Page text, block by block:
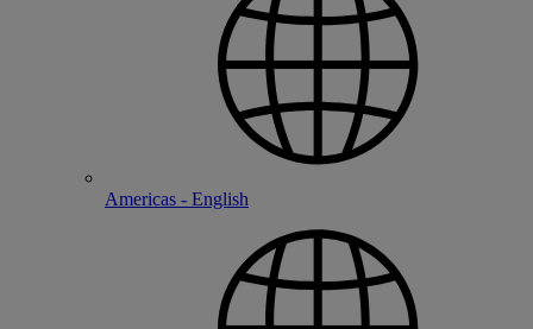
Americas - English